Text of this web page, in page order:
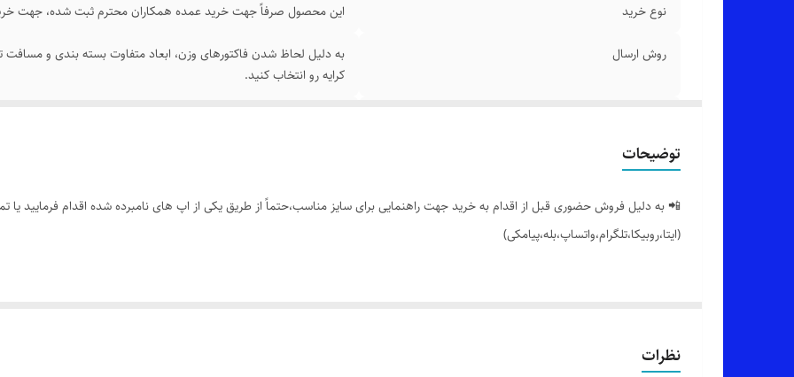
نوع خرید این محصول صرفاً جهت خرید عمده همکاران محترم ثبت شده، جهت
روش ارسال
به دلیل لحاظ شدن فاکتورهای وزن، ابعاد متفاوت بسته بندی و
کرایه رو انتخاب کنید.
سایز بندی
اندازه 📏 قد کار: 100_106 سانته بسته به سایز
قیمت واحد در بسته
توضیحات
📲 به دلیل فروش حضوری قبل از اقدام به خرید جهت راهنمایی برای سایز مناسب،حتماً از طریق یکی از اپ های نامبرده شده اقدام فرمایید یا
(ایتا،روبیکا،تلگرام،واتساپ،بله،پیامکی)
🟣 شلوار زنانه دخترانه بوت کات کمری (زیپ و دکمه خور)، تک سلفون برند ویگل با تنخور فوق العاده شیک
نظرات